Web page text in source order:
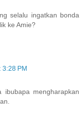
selalu ingatkan bonda
ke Amie?
PM
ibubapa mengharapkan